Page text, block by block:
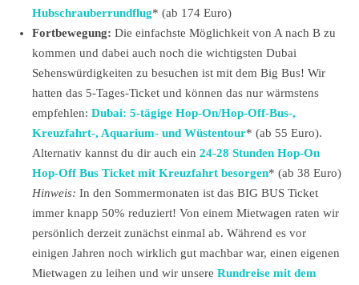
Hubschrauberrundflug* (ab 174 Euro)
Fortbewegung: Die einfachste Möglichkeit von A nach B zu
kommen und dabei auch noch die wichtigsten Dubai
Sehenswürdigkeiten zu besuchen ist mit dem Big Bus! Wir
hatten das 5-Tages-Ticket und können das nur wärmstens
empfehlen: Dubai: 5-tägige Hop-On/Hop-Off-Bus-,
Kreuzfahrt-, Aquarium- und Wüstentour* (ab 55 Euro).
Alternativ kannst du dir auch ein 24-28 Stunden Hop-On
Hop-Off Bus Ticket mit Kreuzfahrt besorgen* (ab 38 Euro)
Hinweis: In den Sommermonaten ist das BIG BUS Ticket
immer knapp 50% reduziert! Von einem Mietwagen raten wir
persönlich derzeit zunächst einmal ab. Während es vor
einigen Jahren noch wirklich gut machbar war, einen eigenen
Mietwagen zu leihen und wir unsere Rundreise mit dem